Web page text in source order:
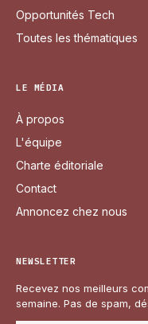
Opportunités Tech
Toutes les thématiques
LE MÉDIA
À propos
L'équipe
Charte éditoriale
Contact
Annoncez chez nous
NEWSLETTER
Recevez nos meilleurs
semaine. Pas de spam,